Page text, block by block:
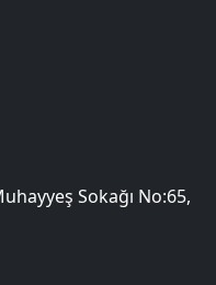
Sokağı No:65,